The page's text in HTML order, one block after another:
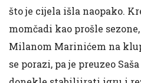
što je cijela išla naopako.
momčadi kao prošle
Milanom Marinićem na
se porazi, pa je preuzeo